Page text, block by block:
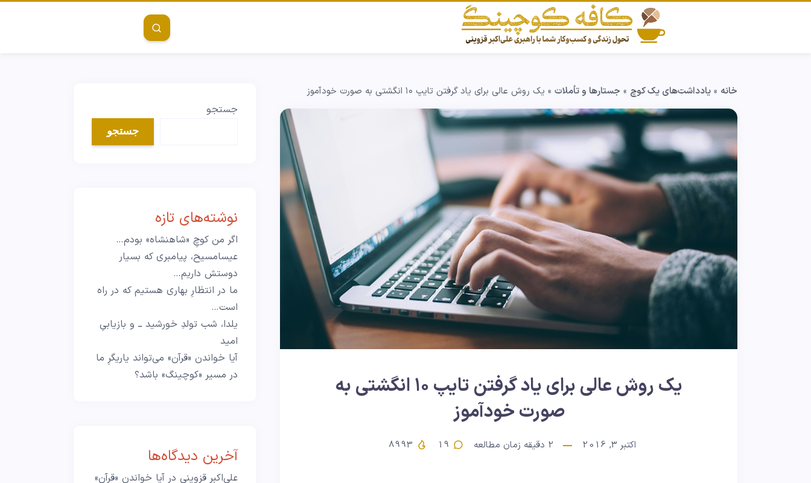
خانه » یادداشت‌های یک کوچ » جستارها و تأملات » یک روش عالی برای یاد گرفتن تایپ ۱۰ انگشتی به صورت خودآموز
یک روش عالی برای یاد گرفتن تایپ ۱۰ انگشتی به
صورت خودآموز
اکتبر 3, 2016 2 دقیقه زمان مطالعه 19
جستجو
جستجو
نوشته‌های تازه
اگر من کوچِ «شاهنشاه» بودم…
عیسامسیح، پیامبری که بسیار
دوستش داریم…
ما در انتظارِ بهاری هستیم که در راه
است…
یلدا، شب تولدِ خورشید ــ و بازیابیِ
امید
آیا خواندن «قرآن» می‌تواند یاریگرِ ما
در مسیر «کوچینگ» باشد؟
آخرین دیدگاه‌ها
علی‌اکبر قزوینی در آیا خواندن «قرآن»